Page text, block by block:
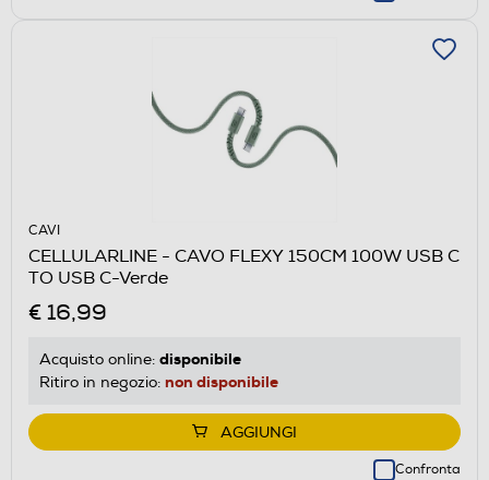
CAVI
CELLULARLINE - CAVO FLEXY 150CM 100W USB C
TO USB C-Verde
€ 16,99
Acquisto online: disponibile
Ritiro in negozio: non disponibile
AGGIUNGI
Confronta